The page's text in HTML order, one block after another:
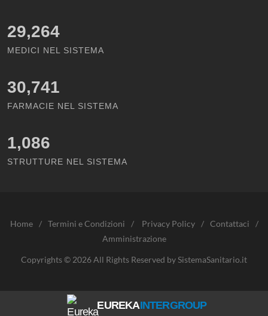
29,264
MEDICI NEL SISTEMA
30,741
FARMACIE NEL SISTEMA
1,086
STRUTTURE NEL SISTEMA
Home / Termini e Condizioni / Privacy Policy / Contattaci
/
Amministrazione
Copyrights © 2026 All Rights Reserved by SistemaSanitario.it
EUREKAINTERGROUP